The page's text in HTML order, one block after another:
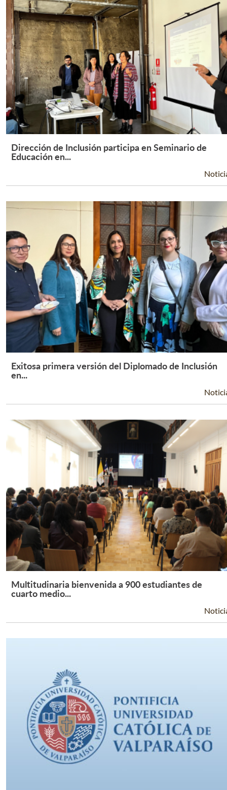
Leer Más +
Dirección de Inclusión participa en Seminario de
Educación en...
Leer Más +
Exitosa primera versión del Diplomado de Inclusión
en...
Leer Más +
Multitudinaria bienvenida a 900 estudiantes de
cuarto medio...